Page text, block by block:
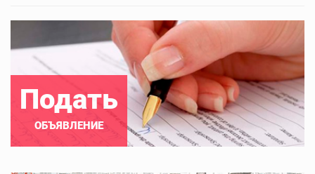
Подать
ОБЪЯВЛЕНИЕ